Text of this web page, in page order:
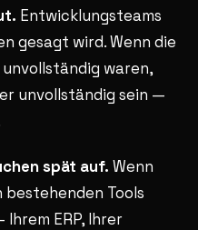
Entwicklungsteams
gesagt wird. Wenn die
waren,
unvollständig sein —
spät auf. Wenn
bestehenden Tools
ERP, Ihrer